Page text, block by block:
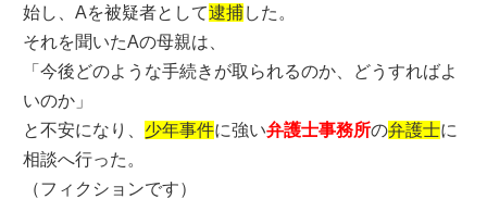
始し、Aを被疑者として逮捕した。
それを聞いたAの母親は、
「今後どのような手続きが取られるのか、どうすればよ
いのか」
と不安になり、 少年事件に強い弁護士事務所の弁護士に
相談へ行った。
（フィクションです）